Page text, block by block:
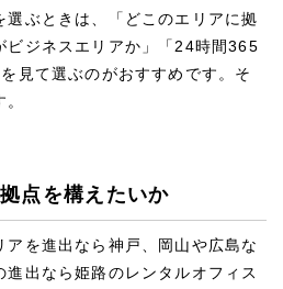
選ぶときは、「どこのエリアに拠
ビジネスエリアか」「24時間365
見て選ぶのがおすすめです。そ
点を構えたいか
アを進出なら神戸、岡山や広島な
進出なら姫路のレンタルオフィス